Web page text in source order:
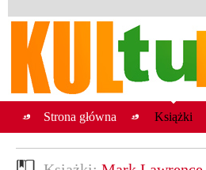
Strona główna Książki